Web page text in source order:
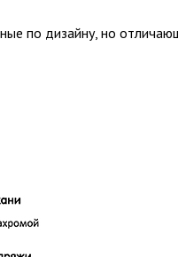
по дизайну, но